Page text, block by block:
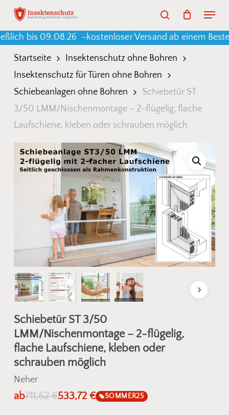
Skip
main
content
Menu
Cart
09.08.26 –kostenloser Versand ab einem Bestellwert
Startseite
Insektenschutz ohne Bohren
Insektenschutz für Türen ohne Bohren
Schiebeanlagen ohne Bohren
Schiebetür ST
3/50 LMM/Nischenmontage – 2-flügelig, flache
Laufschiene, kleben oder schrauben möglich
Schiebetür ST 3/50
LMM/Nischenmontage – 2-flügelig,
flache Laufschiene, kleben oder
schrauben möglich
Neher
ab711,62€533,72 € SOMMER25